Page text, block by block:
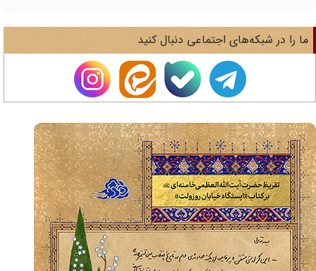
را در شبکه‌های اجتماعی دنبال کنید